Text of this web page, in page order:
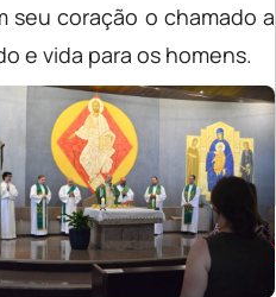
seu coração o chamado a
e vida para os homens.